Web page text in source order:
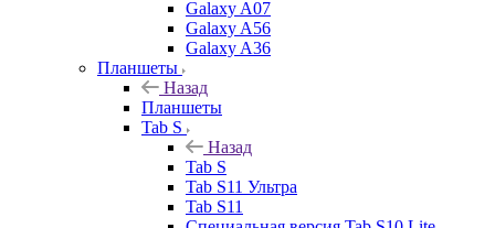
Galaxy A07
Galaxy A56
Galaxy A36
Планшеты
Назад
Планшеты
Tab S
Назад
Tab S
Tab S11 Ультра
Tab S11